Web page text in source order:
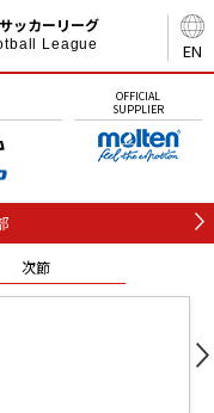
EN
ッカーリーグ
League
OFFICIAL
SUPPLIER
次節